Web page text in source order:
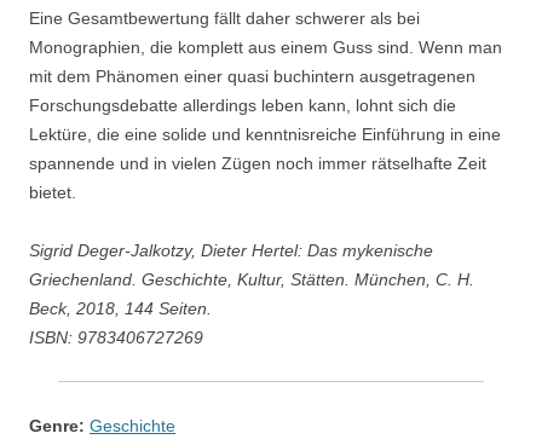
Eine Gesamtbewertung fällt daher schwerer als bei
Monographien, die komplett aus einem Guss sind. Wenn man
mit dem Phänomen einer quasi buchintern ausgetragenen
Forschungsdebatte allerdings leben kann, lohnt sich die
Lektüre, die eine solide und kenntnisreiche Einführung in eine
spannende und in vielen Zügen noch immer rätselhafte Zeit
bietet.
Sigrid Deger-Jalkotzy, Dieter Hertel: Das mykenische
Griechenland. Geschichte, Kultur, Stätten. München, C. H.
Beck, 2018, 144 Seiten.
ISBN: 9783406727269
Genre: Geschichte